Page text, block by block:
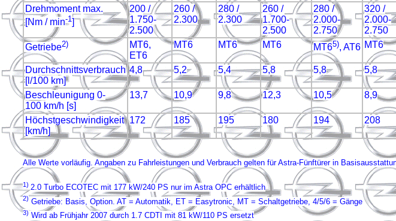
Drehmoment max.
[Nm / min-1]
200 /
1.750-
2.500
260 /
2.300
280 /
2.300
260 /
1.700-
2.500
280 /
2.000-
2.750
320 /
2.000-
2.750
Getriebe2)
MT6,
ET6
MT6 MT6 MT6 MT65), AT6 MT6
Durchschnittsverbrauch
[l/100 km]
4,8 5,2 5,4 5,8 5,8 5,8
Beschleunigung 0-
100 km/h [s]
13,7 10,9 9,8 12,3 10,5 8,9
Höchstgeschwindigkeit
[km/h]
172 185 195 180 194 208
Alle Werte vorläufig. Angaben zu Fahrleistungen und Verbrauch gelten für Astra-Fünftürer in
1) 2.0 Turbo ECOTEC mit 177 kW/240 PS nur im Astra OPC erhältlich
2) Getriebe: Basis, Option. AT = Automatik, ET = Easytronic, MT = Schaltgetriebe, 4/5/6 = Gänge
3) Wird ab Frühjahr 2007 durch 1.7 CDTI mit 81 kW/110 PS ersetzt